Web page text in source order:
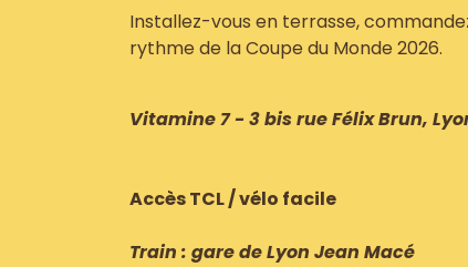
Installez-vous en terrasse,
rythme de la Coupe du Monde 2026.
Vitamine 7 - 3 bis rue Félix Brun,
Accès TCL / vélo facile
Train : gare de Lyon Jean Macé